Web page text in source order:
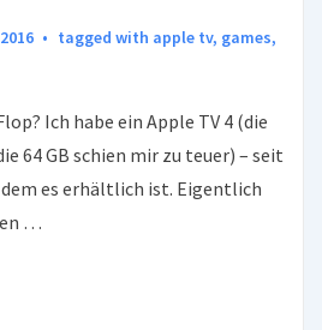
tagged with apple tv, games,
Ich habe ein Apple TV 4 (die
64 GB schien mir zu teuer) – seit
dem es erhältlich ist. Eigentlich
…